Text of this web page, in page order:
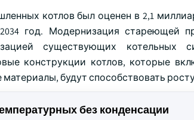
котлов был оценен в 2,1
год. Модернизация стареющей
существующих котельных
конструкции котлов, которые
будут способствовать
без конденсации